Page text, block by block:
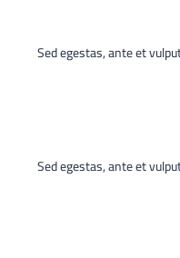
Sed egestas, ante et
Sed egestas, ante et